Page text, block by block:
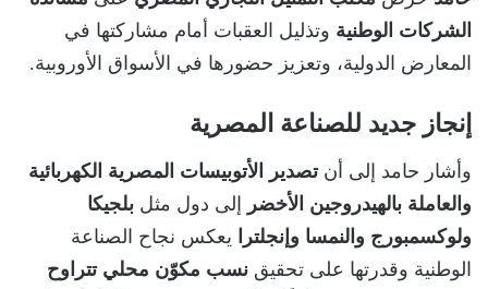
الشركات الوطنية وتذليل العقبات أمام مشاركتها في
المعارض الدولية، وتعزيز حضورها في الأسواق الأوروبية.
إنجاز جديد للصناعة المصرية
وأشار حامد إلى أنتصدير الأتوبيسات المصرية الكهربائية
والعاملة بالهيدروجين الأخضر إلى دول مثل بلجيكا
ولوكسمبورج والنمسا وإنجلترا
يعكس نجاح الصناعة
الوطنية وقدرتها على تحقيق نسب مكوّن محلي تتراوح